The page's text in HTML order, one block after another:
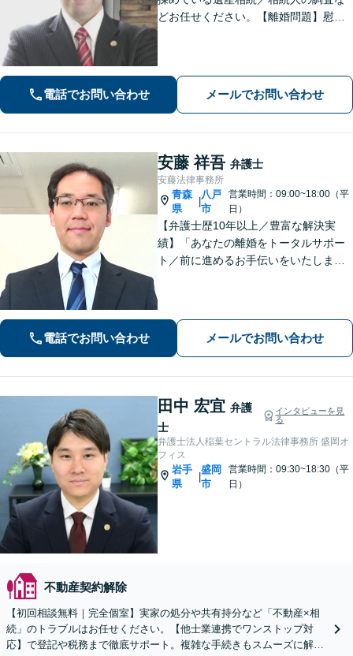
どお任せください。【離婚問題】慰謝
相談可】
電話でお問い合わせ メールでお問い合わせ
安藤 祥吾 弁護士
安藤法律事務所
青森
県
|
八戸
市
営業時間：09:00~18:00（平
日）
【弁護士歴10年以上／豊富な解決実
績】「あなたの離婚をトータルサポー
ト／前に進めるお手伝いをいたしま
い」【秘密厳守】【休日・夜間相談あ
電話でお問い合わせ メールでお問い合わせ
田中 宏宜 弁護
士
インタビューを見
る
弁護士法人稲葉セントラル法律事務所 盛岡オ
フィス
岩手
県
|
盛岡
市
営業時間：09:30~18:30（平
日）
不動産契約解除
【初回相談無料｜完全個室】実家の処分や共有持分など「不動産×相
続」のトラブルはお任せください。【他士業連携でワンストップ対
応】で登記や税務まで徹底サポート。複雑な手続きもスムーズに解決